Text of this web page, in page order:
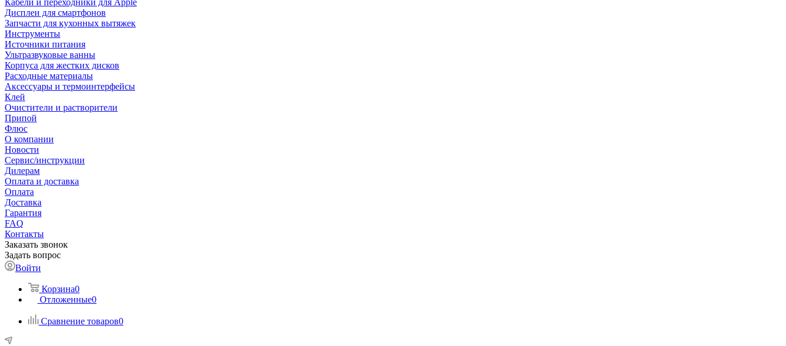
Кабели и переходники для Apple
Дисплеи для смартфонов
Запчасти для кухонных вытяжек
Инструменты
Источники питания
Ультразвуковые ванны
Корпуса для жестких дисков
Расходные материалы
Аксессуары и термоинтерфейсы
Клей
Очистители и растворители
Припой
Флюс
О компании
Новости
Сервис/инструкции
Дилерам
Оплата и доставка
Оплата
Доставка
Гарантия
FAQ
Контакты
Заказать звонок
Задать вопрос
Войти
Корзина0
Отложенные0
Сравнение товаров0